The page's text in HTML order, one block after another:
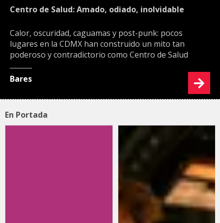
Centro de Salud: Amado, odiado, inolvidable
Calor, oscuridad, caguamas y post-punk: pocos
lugares en la CDMX han construido un mito tan
poderoso y contradictorio como Centro de Salud
Bares
En Portada